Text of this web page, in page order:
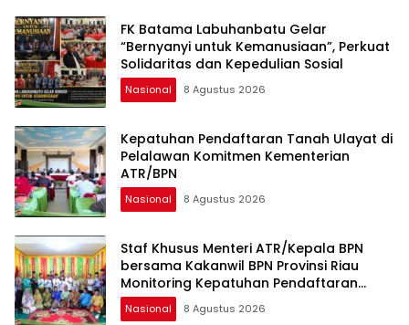
FK Batama Labuhanbatu Gelar
“Bernyanyi untuk Kemanusiaan”, Perkuat
Solidaritas dan Kepedulian Sosial
Nasional 8 Agustus 2026
Kepatuhan Pendaftaran Tanah Ulayat di
Pelalawan Komitmen Kementerian
ATR/BPN
Nasional 8 Agustus 2026
Staf Khusus Menteri ATR/Kepala BPN
bersama Kakanwil BPN Provinsi Riau
Monitoring Kepatuhan Pendaftaran
Tanah Ulayat
Nasional 8 Agustus 2026